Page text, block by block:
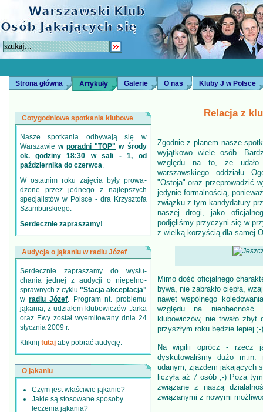
Strona główna Artykuły Galerie O nas Kluby J w Polsce
Cotygodniowe spotkania klubowe
Nasze spotkania odbywają się w
Warszawie w poradni "TOP" w środy
ok. godziny 18:30 w sali - 1, od
października do czerwca.
W ostatnim roku zajęcia były prowa­
dzone przez jednego z najlepszych
specjalistów w Polsce - dra Krzysztofa
Szamburskiego.
Serdecznie zapraszamy!
Audycja o jąkaniu w radiu Józef
Serdecznie zapraszamy do wysłu­
chania jednej z audycji o niepełno­
sprawnych z cyklu "Stacja akceptacja"
w radiu Józef. Program nt. problemu
jąkania, z udziałem klubowiczów Jarka
oraz Ewy został wyemitowany dnia 24
stycznia 2009 r.
Kliknij tutajaby pobrać audycję.
O jąkaniu
Czym jest właściwie jąkanie?
Jakie są stosowane sposoby
leczenia jąkania?
Relacja z
Zgodnie z planem nasze
wyjątkowo wiele osób.
względu na to, że udało
warszawskiego oddziału
"Ostoja" oraz przeprowadzić
jedynie formalnością,
związku z tym kandydatury
naszej drogi, jako
podjęliśmy przyczyni się w
z wielką korzyścią dla samej
Mimo dość oficjalnego
bywa, nie zabrakło ciepła,
nawet wspólnego
względu na nieobecność
klubowiczów, nie trwało
przyszłym roku będzie lepiej ;-)
Na wigilii oprócz - rzecz
dyskutowaliśmy dużo
udanym, zjazdem jąkających
liczyła aż 7 osób ;-) Poza
związane z naszą
związanymi z nowymi